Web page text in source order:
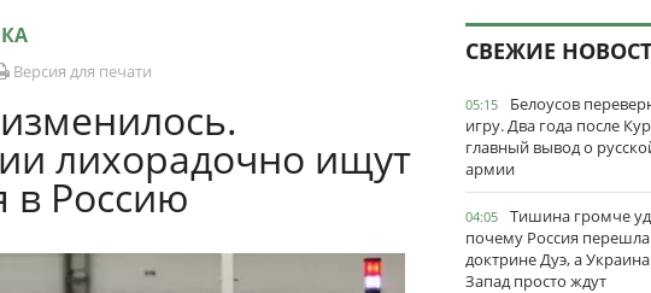
Версия для печати
лихорадочно ищут
в Россию
СВЕЖИЕ
05:15
Белоусов
игру. Два года после
главный вывод о
армии
04:05
Тишина громче
почему Россия
доктрине Дуэ, а
Запад просто ждут